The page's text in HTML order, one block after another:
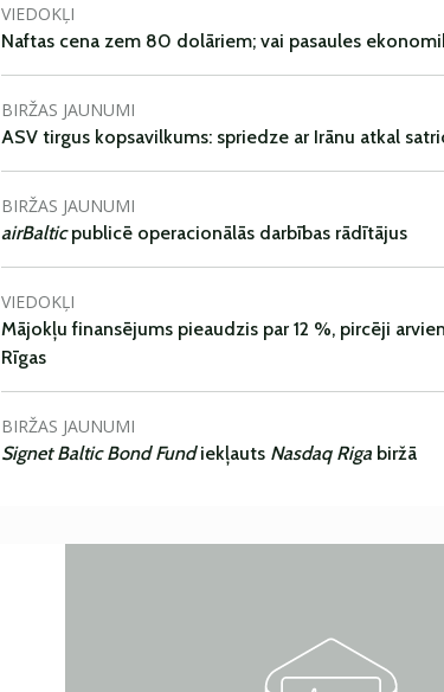
VIEDOKĻI
Naftas cena zem 80 dolāriem; vai pasaules
BIRŽAS JAUNUMI
ASV tirgus kopsavilkums: spriedze ar Irānu atkal
BIRŽAS JAUNUMI
airBalticpublicē operacionālās darbības rādītājus
VIEDOKĻI
Mājokļu finansējums pieaudzis par 12 %, pircēji
Rīgas
BIRŽAS JAUNUMI
Signet Baltic Bond Fundiekļauts Nasdaq Riga biržā